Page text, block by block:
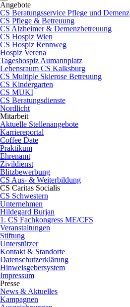
Angebote
CS Beratungsservice Pflege und Demenz
CS Pflege & Betreuung
CS Alzheimer & Demenzbetreuung
CS Hospiz Wien
CS Hospiz Rennweg
Hospiz Verena
Tageshospiz Aumannplatz
Lebensraum CS Kalksburg
CS Multiple Sklerose Betreuung
CS Kindergarten
CS MUKI
CS Beratungsdienste
Nordlicht
Mitarbeit
Aktuelle Stellenangebote
Karriereportal
Coffee Date
Praktikum
Ehrenamt
Zivildienst
Blitzbewerbung
CS Aus- & Weiterbildung
CS Caritas Socialis
CS Schwestern
Unternehmen
Hildegard Burjan
1. CS Fachkongress ME/CFS
Veranstaltungen
Stiftung
Unterstützer
Kontakt & Standorte
Datenschutzerklärung
Hinweisgebersystem
Impressum
Presse
News & Aktuelles
Kampagnen